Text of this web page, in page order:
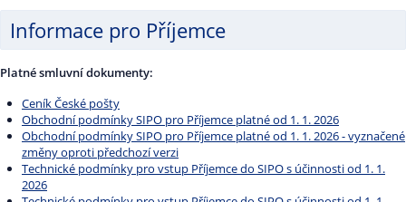
Informace pro Příjemce
Platné smluvní dokumenty:
Ceník České pošty
Obchodní podmínky SIPO pro Příjemce platné od 1. 1. 2026
Obchodní podmínky SIPO pro Příjemce platné od 1. 1. 2026 - vyznačené
změny oproti předchozí verzi
Technické podmínky pro vstup Příjemce do SIPO s účinnosti od 1. 1.
2026